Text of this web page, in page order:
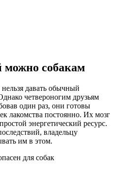
собакам
давать обычный
четвероногим друзьям
один раз, они готовы
лакомства постоянно. Их мозг
энергетический ресурс.
владельцу
им в этом.
для собак